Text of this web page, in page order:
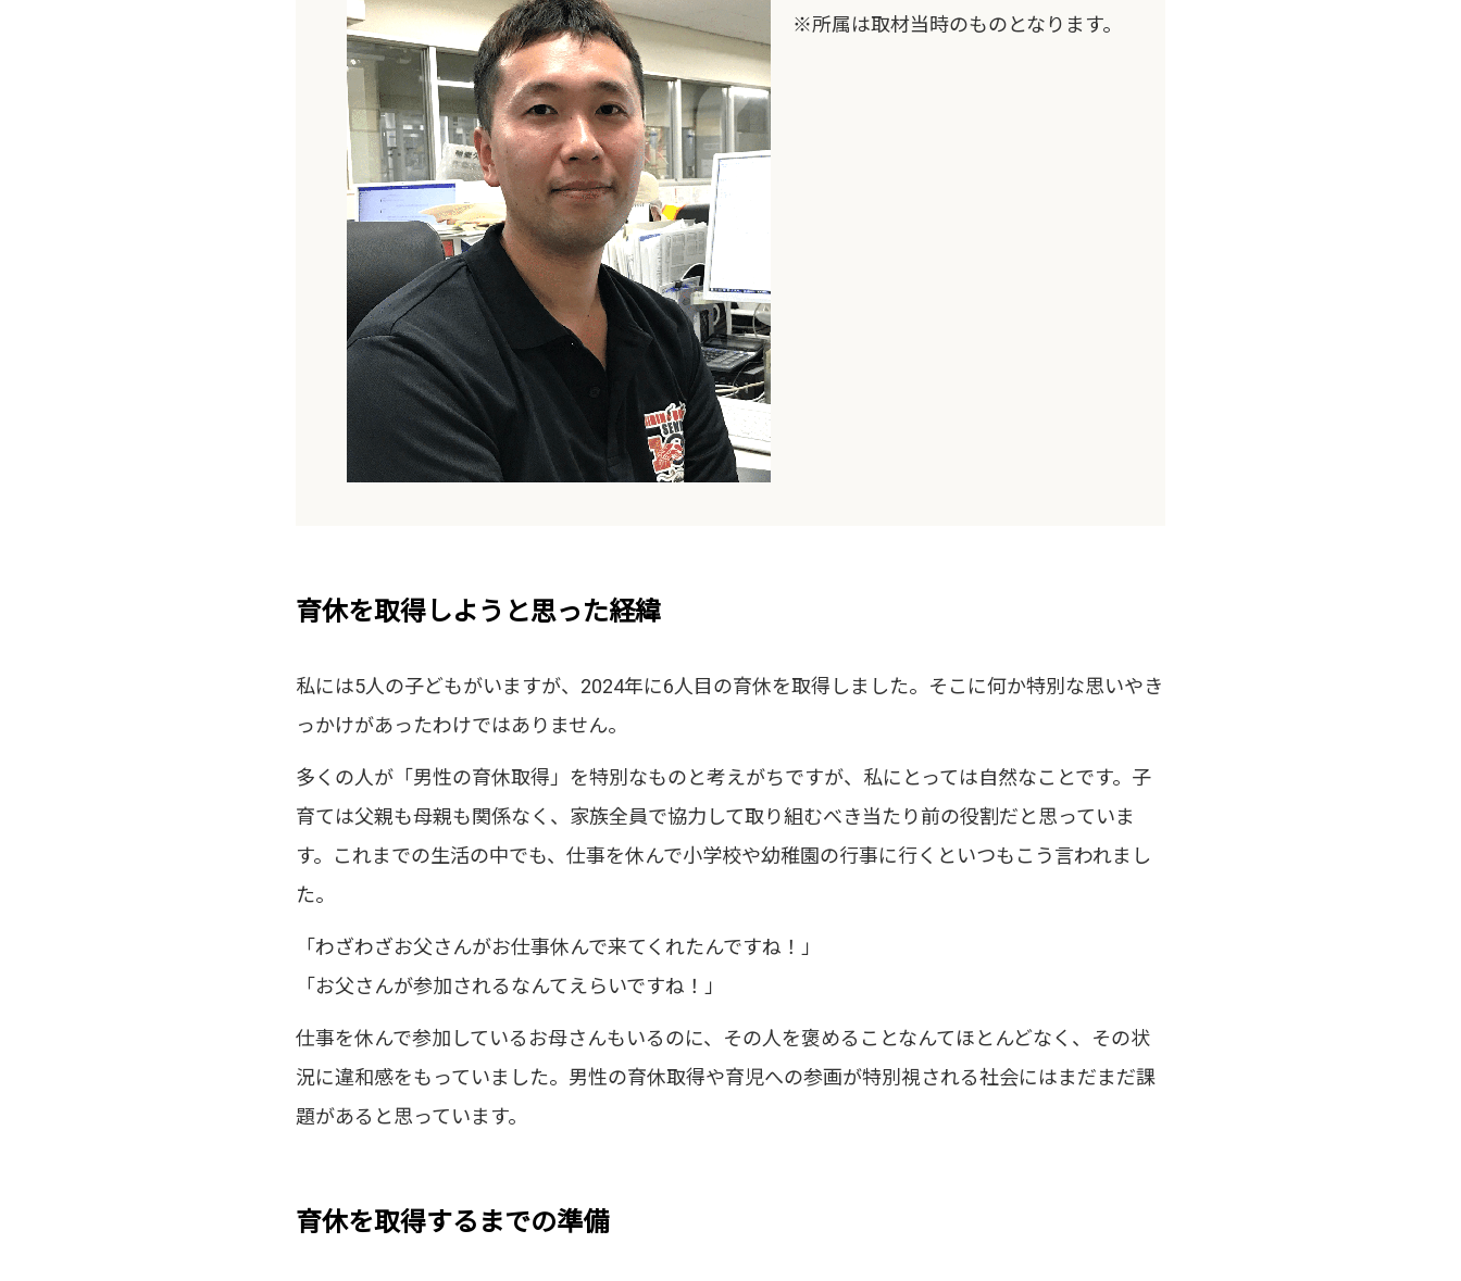
※所属は取材当時のものとなります。
育休を取得しようと思った経緯
私には5人の子どもがいますが、2024年に6人目の育休を取得しました。そこに何か特別な思いやき
っかけがあったわけではありません。
多くの人が「男性の育休取得」を特別なものと考えがちですが、私にとっては自然なことです。子
育ては父親も母親も関係なく、家族全員で協力して取り組むべき当たり前の役割だと思っていま
す。これまでの生活の中でも、仕事を休んで小学校や幼稚園の行事に行くといつもこう言われまし
た。
「わざわざお父さんがお仕事休んで来てくれたんですね！」
「お父さんが参加されるなんてえらいですね！」
仕事を休んで参加しているお母さんもいるのに、その人を褒めることなんてほとんどなく、その状
況に違和感をもっていました。男性の育休取得や育児への参画が特別視される社会にはまだまだ課
題があると思っています。
育休を取得するまでの準備